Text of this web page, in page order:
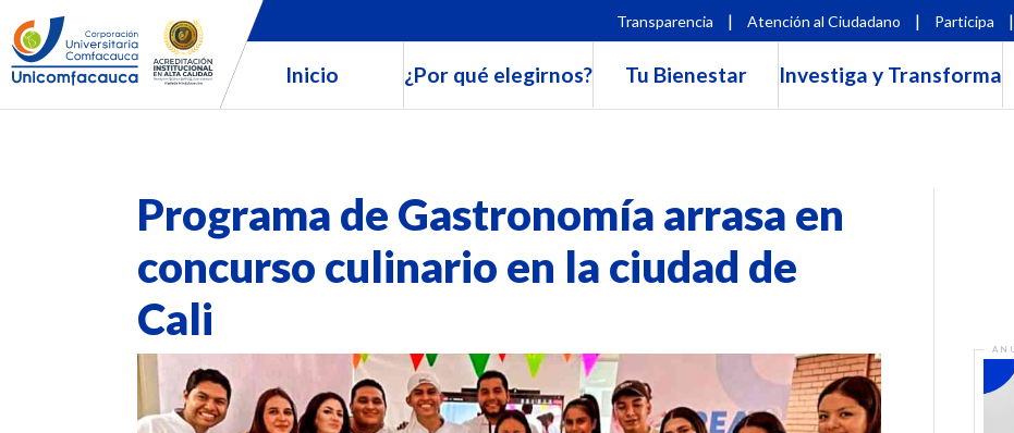
Transparencia | Atención al Ciudadano | Participa |
Inicio ¿Por qué elegirnos? Tu Bienestar Investiga y Transforma
Programa de Gastronomía arrasa en
concurso culinario en la ciudad de
Cali